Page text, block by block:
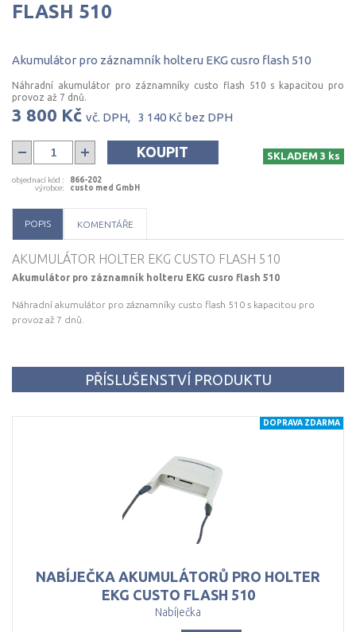
FLASH 510
Akumulátor pro záznamník holteru EKG cusro flash 510
Náhradní akumulátor pro záznamníky custo flash 510 s kapacitou pro
provoz až 7 dnů.
3 800 Kč vč. DPH, 3 140 Kč bez DPH
KOUPIT SKLADEM 3 ks
objednací kód :
866-202
výrobce: custo med GmbH
POPIS KOMENTÁŘE
AKUMULÁTOR HOLTER EKG CUSTO FLASH 510
Akumulátor pro záznamník holteru EKG cusro flash 510
Náhradní akumulátor pro záznamníky custo flash 510 s kapacitou pro
provoz až 7 dnů.
PŘÍSLUŠENSTVÍ PRODUKTU
NABÍJEČKA AKUMULÁTORŮ PRO HOLTER
EKG CUSTO FLASH 510
Nabíječka
DOPRAVA ZDARMA